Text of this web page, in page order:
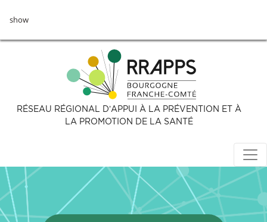
aushow
RÉSEAU RÉGIONAL D’APPUI À LA PRÉVENTION ET À
LA PROMOTION DE LA SANTÉ